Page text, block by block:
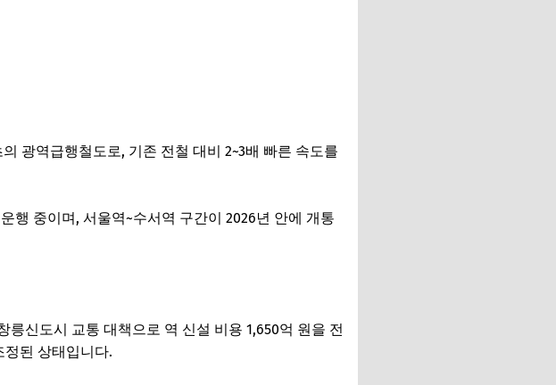
광역급행철도로, 기존 전철 대비 2~3배 빠른 속도를
행 중이며, 서울역~수서역 구간이 2026년 안에 개통
릉신도시 교통 대책으로 역 신설 비용 1,650억 원을 전
정된 상태입니다.